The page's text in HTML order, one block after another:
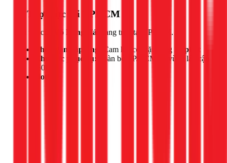
📍 Thợ trực tại TPHCM
Đội thợ của Võ Hồng Hải
đang trực tại TPHCM.
Thời gian đáp ứng:
Cam kết có mặt trong
30 phút
Khu vực phục vụ:
Toàn bộ TP.HCM và vùng lân cận
(50km)
Hotline: